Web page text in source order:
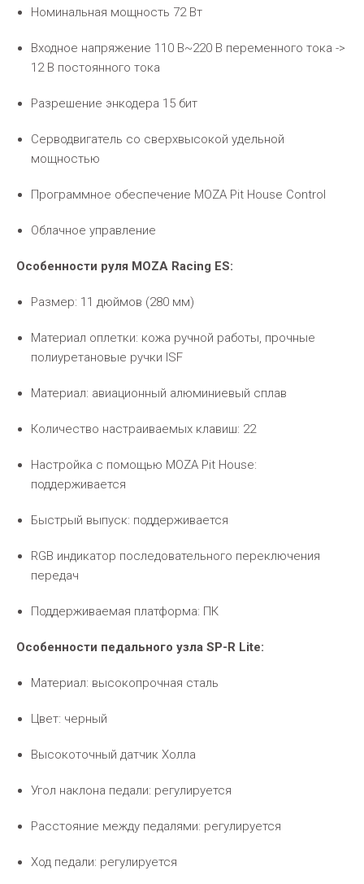
Номинальная мощность 72 Вт
Входное напряжение 110 В~220 В переменного тока ->
12 В постоянного тока
Разрешение энкодера 15 бит
Серводвигатель со сверхвысокой удельной
мощностью
Программное обеспечение MOZA Pit House Control
Облачное управление
Особенности руля MOZA Racing ES:
Размер: 11 дюймов (280 мм)
Материал оплетки: кожа ручной работы, прочные
полиуретановые ручки ISF
Материал: авиационный алюминиевый сплав
Количество настраиваемых клавиш: 22
Настройка с помощью MOZA Pit House:
поддерживается
Быстрый выпуск: поддерживается
RGB индикатор последовательного переключения
передач
Поддерживаемая платформа: ПК
Особенности педального узла SP-R Lite:
Материал: высокопрочная сталь
Цвет: черный
Высокоточный датчик Холла
Угол наклона педали: регулируется
Расстояние между педалями: регулируется
Ход педали: регулируется